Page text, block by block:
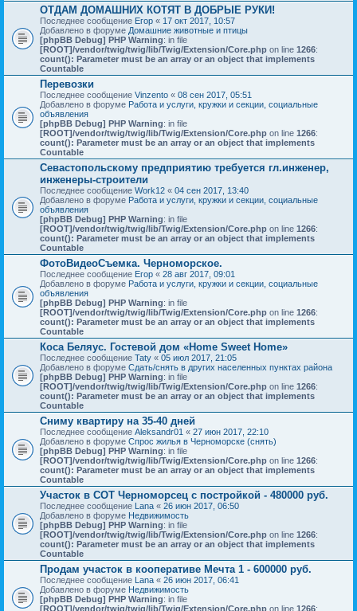
ОТДАМ ДОМАШНИХ КОТЯТ В ДОБРЫЕ РУКИ!
Последнее сообщение Егор « 17 окт 2017, 10:57
Добавлено в форуме Домашние животные и птицы
[phpBB Debug] PHP Warning: in file
[ROOT]/vendor/twig/twig/lib/Twig/Extension/Core.php on line 1266:
count(): Parameter must be an array or an object that implements
Countable
Перевозки
Последнее сообщение Vinzento « 08 сен 2017, 05:51
Добавлено в форуме Работа и услуги, кружки и секции, социальные
объявления
[phpBB Debug] PHP Warning: in file
[ROOT]/vendor/twig/twig/lib/Twig/Extension/Core.php on line 1266:
count(): Parameter must be an array or an object that implements
Countable
Севастопольскому предприятию требуется гл.инженер,
инженеры-строители
Последнее сообщение Work12 « 04 сен 2017, 13:40
Добавлено в форуме Работа и услуги, кружки и секции, социальные
объявления
[phpBB Debug] PHP Warning: in file
[ROOT]/vendor/twig/twig/lib/Twig/Extension/Core.php on line 1266:
count(): Parameter must be an array or an object that implements
Countable
ФотоВидеоСъемка. Черноморское.
Последнее сообщение Егор « 28 авг 2017, 09:01
Добавлено в форуме Работа и услуги, кружки и секции, социальные
объявления
[phpBB Debug] PHP Warning: in file
[ROOT]/vendor/twig/twig/lib/Twig/Extension/Core.php on line 1266:
count(): Parameter must be an array or an object that implements
Countable
Коса Беляус. Гостевой дом «Home Sweet Home»
Последнее сообщение Taty « 05 июл 2017, 21:05
Добавлено в форуме Сдать/снять в других населенных пунктах района
[phpBB Debug] PHP Warning: in file
[ROOT]/vendor/twig/twig/lib/Twig/Extension/Core.php on line 1266:
count(): Parameter must be an array or an object that implements
Countable
Сниму квартиру на 35-40 дней
Последнее сообщение Aleksandr01 « 27 июн 2017, 22:10
Добавлено в форуме Спрос жилья в Черноморске (снять)
[phpBB Debug] PHP Warning: in file
[ROOT]/vendor/twig/twig/lib/Twig/Extension/Core.php on line 1266:
count(): Parameter must be an array or an object that implements
Countable
Участок в СОТ Черноморсец с постройкой - 480000 руб.
Последнее сообщение Lana « 26 июн 2017, 06:50
Добавлено в форуме Недвижимость
[phpBB Debug] PHP Warning: in file
[ROOT]/vendor/twig/twig/lib/Twig/Extension/Core.php on line 1266:
count(): Parameter must be an array or an object that implements
Countable
Продам участок в кооперативе Мечта 1 - 600000 руб.
Последнее сообщение Lana « 26 июн 2017, 06:41
Добавлено в форуме Недвижимость
[phpBB Debug] PHP Warning: in file
[ROOT]/vendor/twig/twig/lib/Twig/Extension/Core.php on line 1266: